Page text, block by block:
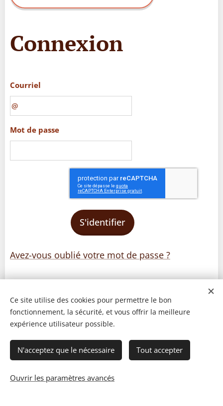
Connexion
Courriel
Mot de passe
S'identifier
Avez-vous oublié votre mot de passe ?
© 2023 Les recettes d'Henri-Luc. Tous droits réservés.
Ce site utilise des cookies pour permettre le bon
fonctionnement, la sécurité, et vous offrir la meilleure
expérience utilisateur possible.
N'acceptez que le nécessaire Tout accepter
Ouvrir les paramètres avancés